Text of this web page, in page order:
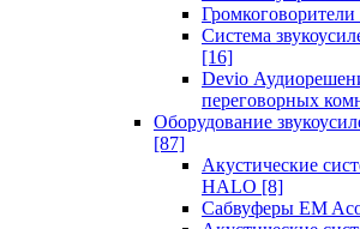
Система
[16]
Devio
переговорных
Оборудование
[87]
Акустические
HALO [8]
Сабвуферы EM